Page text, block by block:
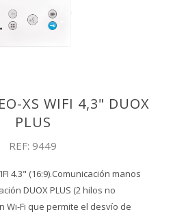
XS WIFI 4,3" DUOX
PLUS
REF: 9449
4.3" (16:9).Comunicación manos
DUOX PLUS (2 hilos no
Wi-Fi que permite el desvío de